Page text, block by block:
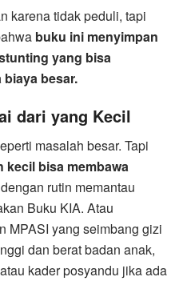
karena tidak peduli, tapi
buku ini menyimpan
yang bisa
besar.
dari yang Kecil
masalah besar. Tapi
kecil bisa membawa
rutin memantau
Buku KIA. Atau
MPASI yang seimbang gizi
dan berat badan anak,
kader posyandu jika ada